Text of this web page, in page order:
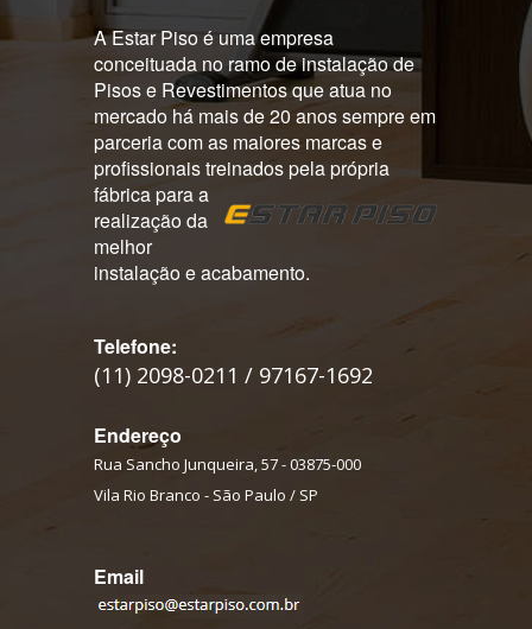
A Estar Piso é uma empresa
conceituada no ramo de instalação de
Pisos e Revestimentos que atua no
mercado há mais de 20 anos sempre em
parceria com as maiores marcas e
profissionais treinados pela própria
fábrica para a
realização da
melhor
instalação e acabamento.
Telefone:
(11) 2098-0211 / 97167-1692
Endereço
Rua Sancho Junqueira, 57 - 03875-000
Vila Rio Branco - São Paulo / SP
Email